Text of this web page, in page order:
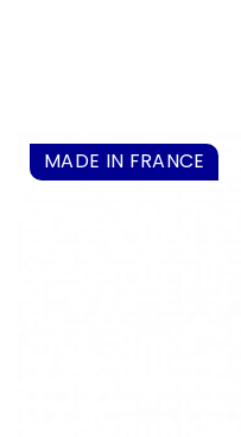
MADE IN FRANCE